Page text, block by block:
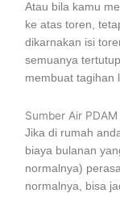
Atau bila kamu
ke atas toren,
dikarnakan isi
semuanya
membuat tagihan
Sumber Air PDAM
Jika di rumah
biaya bulanan
normalnya)
normalnya, bisa